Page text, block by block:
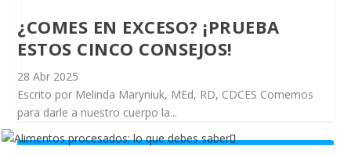
¿COMES EN EXCESO? ¡PRUEBA
ESTOS CINCO CONSEJOS!
28 Abr 2025
Escrito por Melinda Maryniuk, MEd, RD, CDCES Comemos
para darle a nuestro cuerpo la...